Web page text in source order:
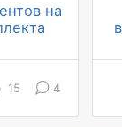
на
15 4